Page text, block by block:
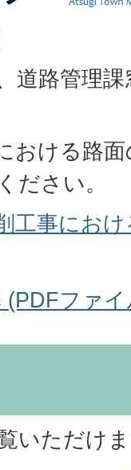
道路管理
おける路
ださい。
工事にお
(PDFファ
いただけ